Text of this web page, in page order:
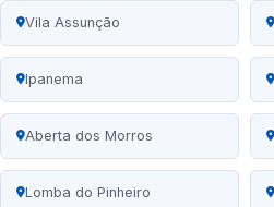
Vila Assunção
Ipanema
Aberta dos Morros
Lomba do Pinheiro